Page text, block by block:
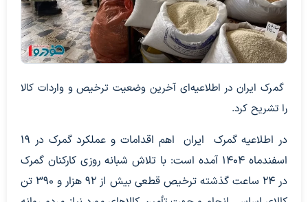
گمرک ایران در اطلاعیه‌ای آخرین وضعیت ترخیص و واردات کالا
را تشریح کرد.
در اطلاعیه گمرک ایران اهم اقدامات و عملکرد گمرک در ۱۹
اسفندماه ۱۴۰۴ آمده است: با تلاش شبانه روزی کارکنان گمرک
در ۲۴ ساعت گذشته ترخیص قطعی بیش از ۹۲ هزار و ۳۹۰ تن